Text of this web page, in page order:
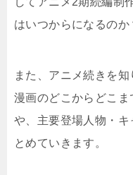
はいつからになるのか
また、アニメ続きを
漫画のどこからどこ
や、主要登場人物・キ
とめていきます。